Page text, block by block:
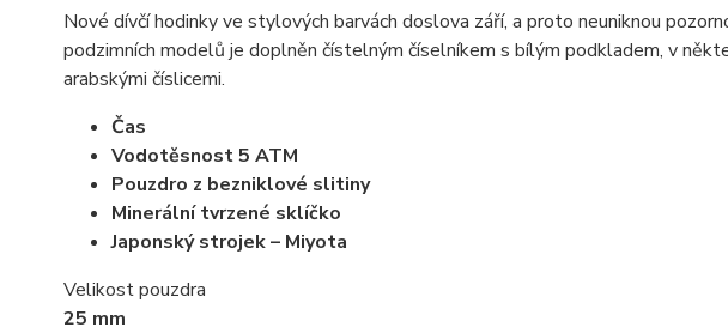
Nové dívčí hodinky ve stylových barvách doslova září, a proto neuniknou
podzimních modelů je doplněn čístelným číselníkem s bílým podkladem, v
arabskými číslicemi.
Čas
Vodotěsnost 5 ATM
Pouzdro z bezniklové slitiny
Minerální tvrzené sklíčko
Japonský strojek – Miyota
Velikost pouzdra
25 mm